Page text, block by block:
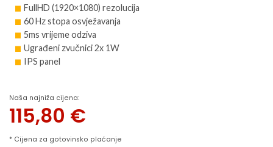
FullHD (1920×1080) rezolucija
60 Hz stopa osvježavanja
5ms vrijeme odziva
Ugrađeni zvučnici 2x 1W
IPS panel
Naša najniža cijena:
115,80 €
* Cijena za gotovinsko plaćanje